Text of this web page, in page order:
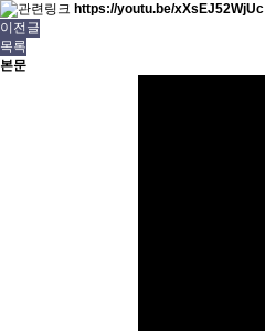
https://youtu.be/xXsEJ52WjUc
이전글
목록
본문